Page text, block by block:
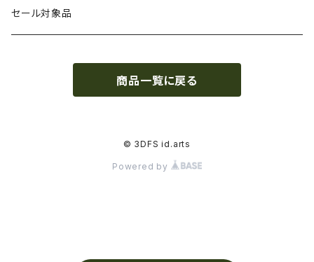
HTPLA
PA（ナイロン）
静電気放電（ESD）
アレルギー物質フリー
スプール単位
Bambuコイル対応
3DLAC
クリーニング
交換用スプール
セール対象品
商品一覧に戻る
© 3DFS id.arts
Powered by